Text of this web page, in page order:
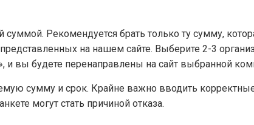
Рекомендуется брать только ту сумму,
на нашем сайте. Выберите 2-3
вы будете перенаправлены на сайт выбранной
сумму и срок. Крайне важно вводить
могут стать причиной отказа.